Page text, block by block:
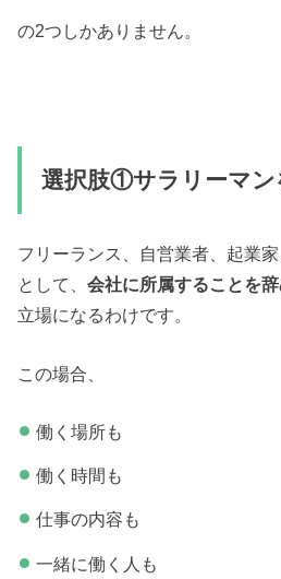
の2つしかありません。
選択肢①サラリーマン
フリーランス、自営業者、起業
として、会社に所属することを
立場になるわけです。
この場合、
働く場所も
働く時間も
仕事の内容も
一緒に働く人も